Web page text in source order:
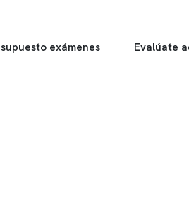
exámenes Evalúate